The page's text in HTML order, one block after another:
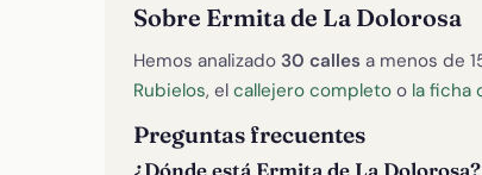
Sobre Ermita de La Dolorosa
Hemos analizado 30 calles a menos de
Rubielos, el callejero completo o la ficha
Preguntas frecuentes
¿Dónde está Ermita de La Dolorosa?